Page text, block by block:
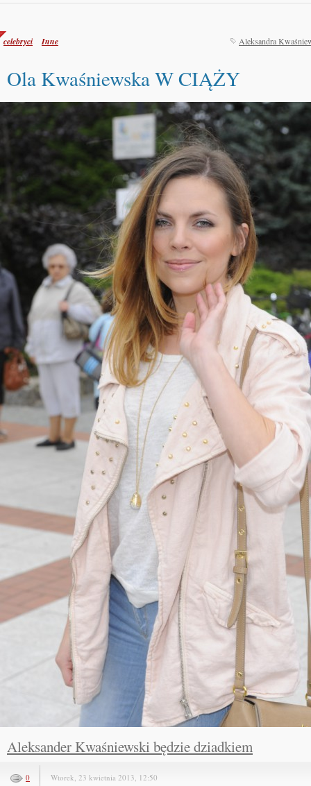
celebryci Inne Aleksandra
Ola Kwaśniewska W CIĄŻY
Aleksander Kwaśniewski będzie dziadkiem
0 Wtorek, 23 kwietnia 2013, 12:50